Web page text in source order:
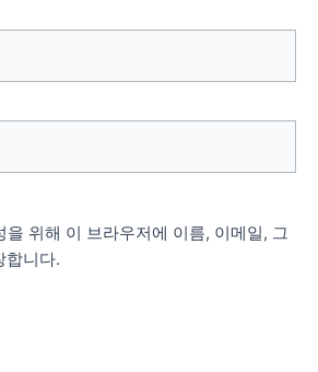
을 위해 이 브라우저에 이름, 이메일, 그
합니다.